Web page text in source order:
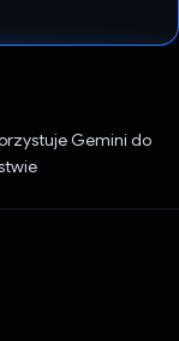
Gemini do